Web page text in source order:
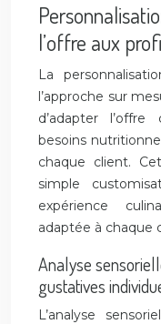
l’offre aux
La
l’approche sur
d’adapter
besoins
chaque client.
simple
expérience
adaptée à chaque
Analyse
gustatives
L’analyse